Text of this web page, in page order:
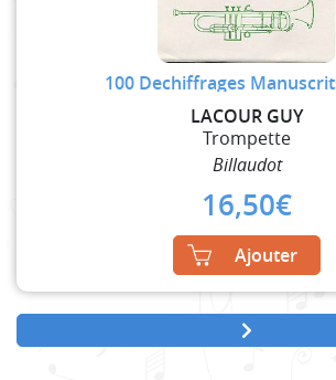
100 Dechiffrages
LACOUR GUY
Trompette
Billaudot
16,50€
Ajouter